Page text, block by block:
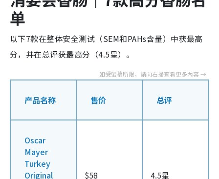
单
以下7款在整体安全测试（SEM和PAHs含量）中获最高
分，并在总评获最高分（4.5星）。
产品名称 售价 总评
Oscar
Mayer
Turkey
Original
$58 4.5星